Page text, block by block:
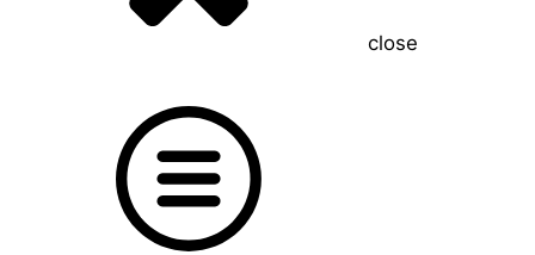
close